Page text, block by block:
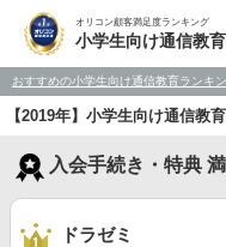
オリコン顧客満足度ランキング
小学生向け通信教育
おすすめの小学生向け通信教育ランキ
【2019年】小学生向け通信教
入会手続き・特典
ドラゼミ